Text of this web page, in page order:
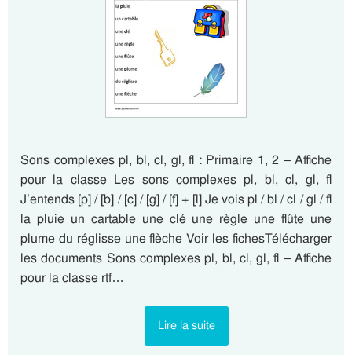
Sons complexes pl, bl, cl, gl, fl : Primaire 1, 2 – Affiche
pour la classe Les sons complexes pl, bl, cl, gl, fl
J’entends [p] / [b] / [c] / [g] / [f] + [l] Je vois pl / bl / cl / gl / fl
la pluie un cartable une clé une règle une flûte une
plume du réglisse une flèche Voir les fichesTélécharger
les documents Sons complexes pl, bl, cl, gl, fl – Affiche
pour la classe rtf…
Lire la suite